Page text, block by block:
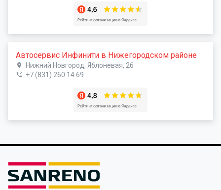
Автосервис Инфинити в Нижегородском районе
Нижний Новгород, Яблоневая, 26
+7 (831) 260 14 69